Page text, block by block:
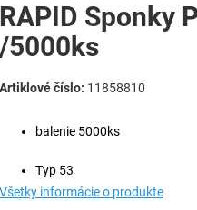
balenie 5000ks
Typ 53
Všetky informácie o produkte
RAPID Sponky
/5000ks
11858810